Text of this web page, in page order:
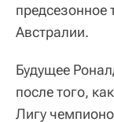
предсезонное
Австралии.
Будущее
после того,
Лигу